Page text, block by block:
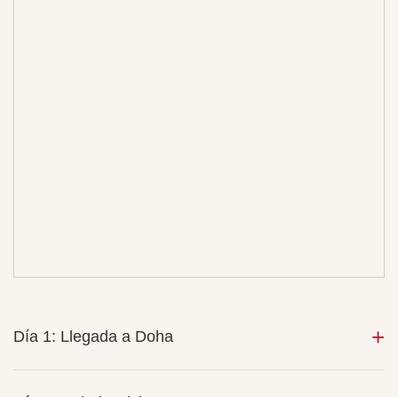
Día 1: Llegada a Doha